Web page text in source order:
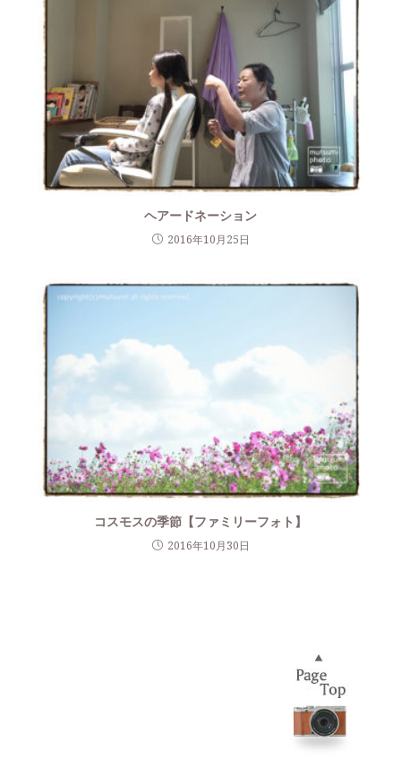
ヘアードネーション
2016年10月25日
コスモスの季節【ファミリーフォト】
2016年10月30日